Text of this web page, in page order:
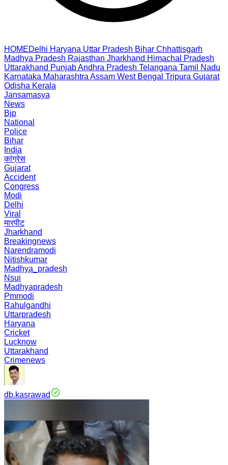
HOMEDelhi Haryana Uttar Pradesh Bihar Chhattisgarh
Madhya Pradesh Rajasthan Jharkhand Himachal Pradesh
Uttarakhand PunjabAndhra Pradesh Telangana Tamil Nadu
Karnataka Maharashtra Assam West Bengal Tripura Gujarat
Odisha Kerala
Jansamasya
News
Bjp
National
Police
Bihar
India
कांग्रेस
Gujarat
Accident
Congress
Modi
Delhi
Viral
मारपीट
Jharkhand
Breakingnews
Narendramodi
Nitishkumar
Madhya_pradesh
Nsui
Madhyapradesh
Pmmodi
Rahulgandhi
Uttarpradesh
Haryana
Cricket
Lucknow
Uttarakhand
Crimenews
db.kasrawad